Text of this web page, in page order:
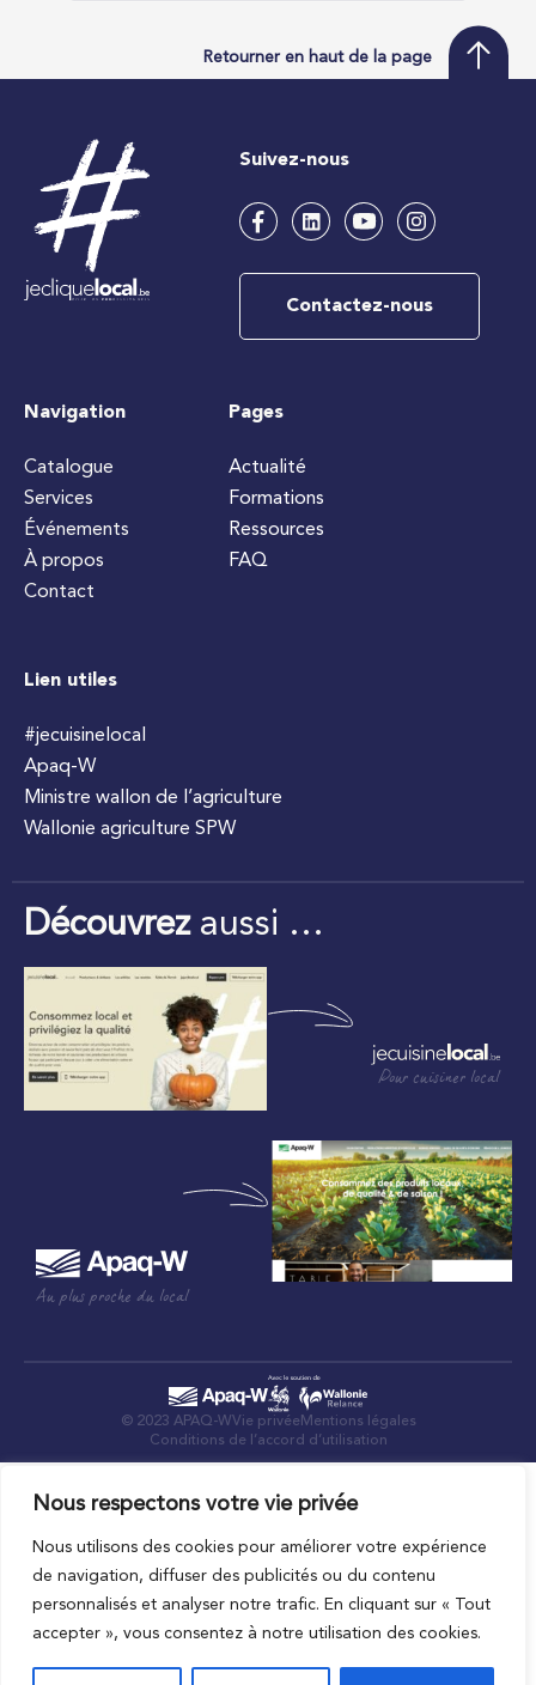
Nous respectons votre vie privée
Nous utilisons des cookies pour améliorer votre expérience
de navigation, diffuser des publicités ou du contenu
personnalisés et analyser notre trafic. En cliquant sur « Tout
accepter », vous consentez à notre utilisation des cookies.
Retourner en haut de la page
Suivez-nous
Contactez-nous
Navigation
Catalogue
Services
Événements
À propos
Contact
Pages
Actualité
Formations
Ressources
FAQ
Lien utiles
#jecuisinelocal
Apaq-W
Ministre wallon de l’agriculture
Wallonie agriculture SPW
Découvrezaussi …
Pour cuisiner local
Au plus proche du local
© 2023 APAQ-WVie privée Mentions légales
Conditions de l’accord d’utilisation